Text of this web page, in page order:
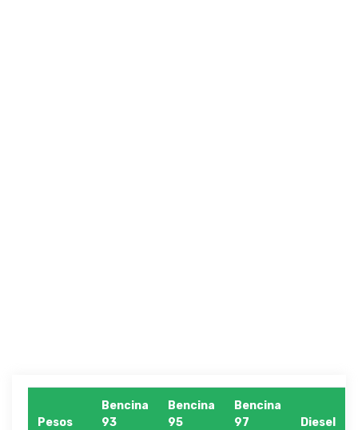
Pesos
Bencina
93
Bencina
95
Bencina
97
Diesel